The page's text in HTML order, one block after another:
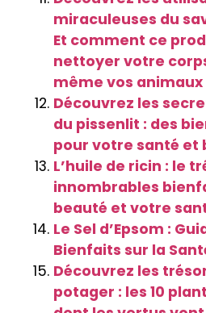
miraculeuses du
Et comment ce
nettoyer votre
même vos animaux
Découvrez les
du pissenlit : des
pour votre santé et
L’huile de ricin : le
innombrables
beauté et votre
Le Sel d’Epsom :
Bienfaits sur la
Découvrez les
potager : les 10